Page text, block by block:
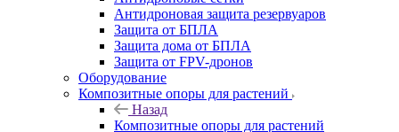
Антидроновая защита резервуаров
Защита от БПЛА
Защита дома от БПЛА
Защита от FPV-дронов
Оборудование
Композитные опоры для растений
Назад
Композитные опоры для растений